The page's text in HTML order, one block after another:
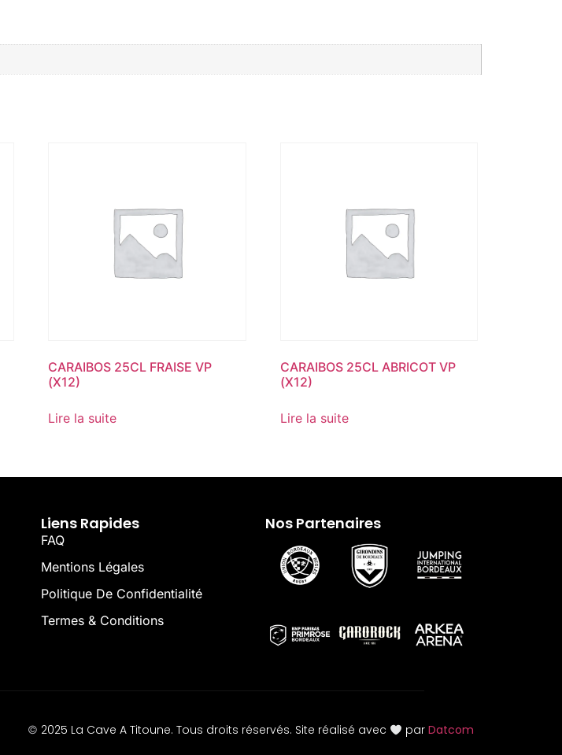
CARAIBOS 25CL FRAISE VP
(X12)
Lire la suite
CARAIBOS 25CL ABRICOT VP
(X12)
Lire la suite
Liens Rapides
FAQ
Mentions Légales
Politique De Confidentialité
Termes & Conditions
Nos Partenaires
© 2025 La Cave A Titoune. Tous droits réservés. Site réalisé avec par Datcom